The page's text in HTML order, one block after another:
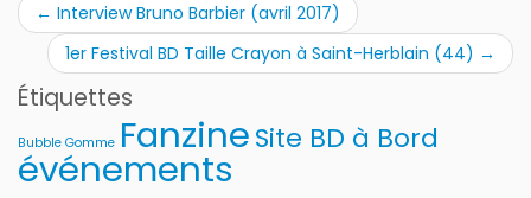
← Interview Bruno Barbier (avril 2017)
1er Festival BD Taille Crayon à Saint-Herblain (44) →
Étiquettes
Bubble Gomme FanzineSite BD à Bord
événements